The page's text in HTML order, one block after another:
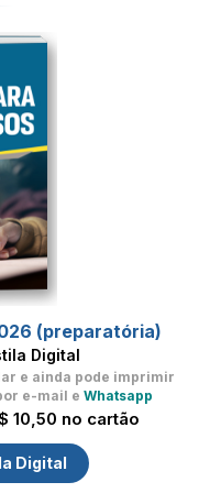
(preparatória)
Digital
e ainda pode imprimir
e-mail e Whatsapp
10,50 no cartão
Digital